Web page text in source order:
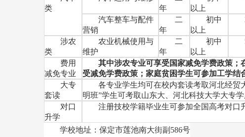
类
年
以上
汽车整车与配件
营销
二
年
初中
以上
涉农
类
农业机械使用与
维护
二
年
初中
以上
费用
减免专业
其中涉农专业可享受国家减免学费政策
受减免学费政策；家庭贫困学生可参加工学结
大专
套读
各专业学生均可在校内套读考取河北经贸
明班”学生可考取山东大、河北科技大学大专
对口
升学
注册技校学籍毕业生可参加全国高考对口
学校地址：保定市莲池南大街副586号